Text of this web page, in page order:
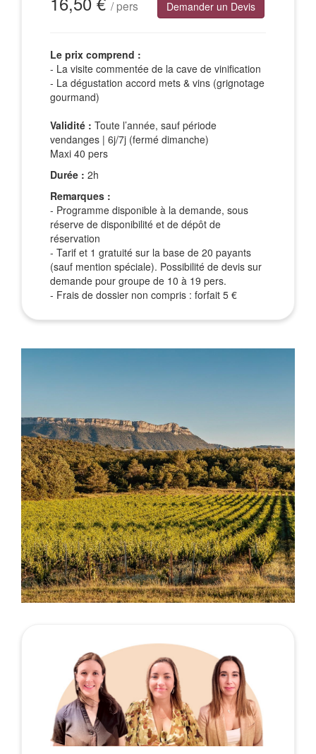
/ pers Demander un Devis
Le prix comprend :
- La visite commentée de la cave de vinification
- La dégustation accord mets & vins (grignotage
gourmand)
Validité : Toute l’année, sauf période
vendanges | 6j/7j (fermé dimanche)
Maxi 40 pers
Durée : 2h
Remarques :
- Programme disponible à la demande, sous
réserve de disponibilité et de dépôt de
réservation
- Tarif et 1 gratuité sur la base de 20 payants
(sauf mention spéciale). Possibilité de devis sur
demande pour groupe de 10 à 19 pers.
- Frais de dossier non compris : forfait 5 €